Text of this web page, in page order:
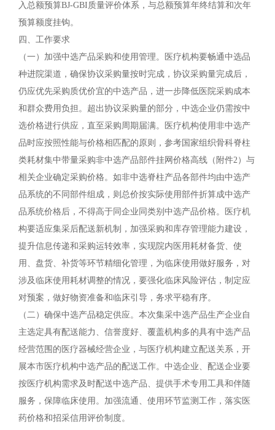
入总额预算BJ-GBI质量评价体系，与总额预算年终结算和次年
预算额度挂钩。
四、工作要求
（一）加强中选产品采购和使用管理。医疗机构要畅通中选品
种进院渠道，确保协议采购量按时完成，协议采购量完成后，
仍应优先采购质优价宜的中选产品，进一步降低医院采购成本
和群众费用负担。超出协议采购量的部分，中选企业仍需按中
选价格进行供应，直至采购周期届满。医疗机构使用非中选产
品时应按照性能与价格相匹配的原则，参考国家组织骨科脊柱
类耗材集中带量采购非中选产品部件挂网价格高线（附件2）与
相关企业确定采购价格。如非中选脊柱产品各部件均由中选产
品系统的不同部件组成，则总价按实际使用部件折算成中选产
品系统价格后，不得高于同企业同类别中选产品价格。医疗机
构要适应集采后配送新机制，加强采购和库存管理能力建设，
提升信息传递和采购运转效率，实现院内医用耗材备货、使
用、盘货、补货等环节精细化管理，为临床使用做好服务，对
涉及临床使用耗材调整的情况，要强化临床风险评估，制定应
对预案，做好物资准备和临床引导，务求平稳有序。
（二）确保中选产品稳定供应。本次集采中选产品生产企业自
主选定具有配送能力、信誉度好、覆盖机构多的具有中选产品
经营范围的医疗器械经营企业，与医疗机构建立配送关系，开
展本市医疗机构中选产品的配送工作。中选企业、配送企业要
按医疗机构需求及时配送中选产品、提供手术专用工具和伴随
服务，保障临床使用。加强流通、使用环节监测工作，落实医
药价格和招采信用评价制度。